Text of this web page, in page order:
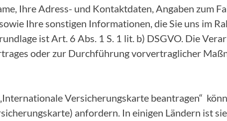
Ihre Adress- und Kontaktdaten, Angaben zum
Ihre sonstigen Informationen, die Sie uns im
ist Art. 6 Abs. 1 S. 1 lit. b) DSGVO. Die
oder zur Durchführung vorvertraglicher
Versicherungskarte beantragen“
anfordern. In einigen Ländern ist